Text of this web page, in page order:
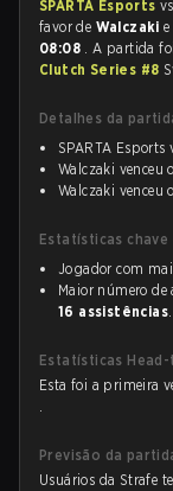
SPARTA Esports
favor de Walczaki
08:08 . A partida
Clutch Series #8
Detalhes da
SPARTA Esports
Walczaki venceu
Walczaki venceu
Estatísticas
Jogador com
Maior número
16 assistências.
Estatísticas
Esta foi a primeira
.
Previsão da
Usuários da Strafe